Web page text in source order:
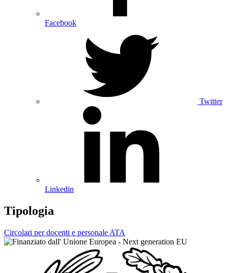
Facebook
Twitter
Linkedin
Tipologia
Circolari per docenti e personale ATA